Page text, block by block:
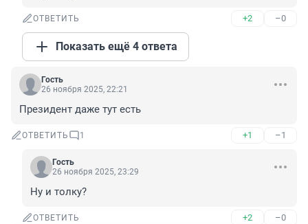
ОТВЕТИТЬ +2 –0
Показать ещё 4 ответа
Гость
26 ноября 2025, 22:21
Президент даже тут есть
ОТВЕТИТЬ 1 +1 –1
Гость
26 ноября 2025, 23:29
Ну и толку?
ОТВЕТИТЬ +2 –0